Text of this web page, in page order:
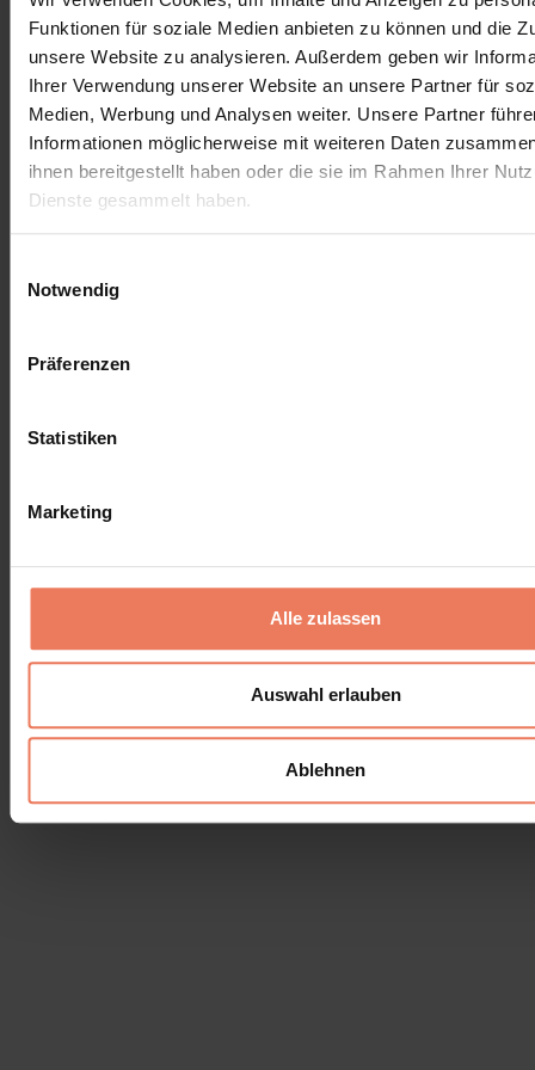
Funktionen für soziale Medien anbieten zu können und die
unsere Website zu analysieren. Außerdem geben wir
Ihrer Verwendung unserer Website an unsere Partner für
Medien, Werbung und Analysen weiter. Unsere Partner
Informationen möglicherweise mit weiteren Daten
ihnen bereitgestellt haben oder die sie im Rahmen Ihrer
Dienste gesammelt haben.
Notwendig
Präferenzen
Statistiken
Marketing
Alle zulassen
Auswahl erlauben
Ablehnen
Deja una respuesta
Lo siento, debes estarconectado para publicar un
comentario.